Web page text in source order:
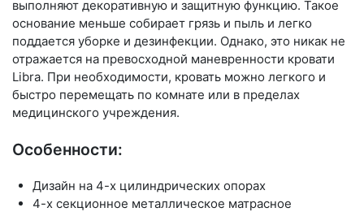
выполняют декоративную и защитную функцию. Такое
основание меньше собирает грязь и пыль и легко
поддается уборке и дезинфекции. Однако, это никак не
отражается на превосходной маневренности кровати
Libra. При необходимости, кровать можно легкого и
быстро перемещать по комнате или в пределах
медицинского учреждения.
Особенности:
Дизайн на 4-х цилиндрических опорах
4-х секционное металлическое матрасное